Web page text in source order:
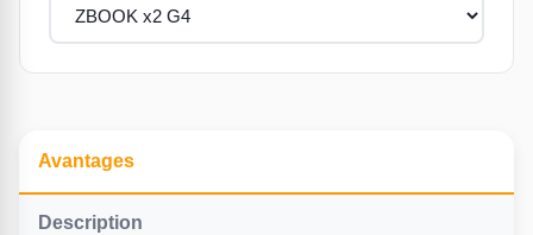
Avantages
Description